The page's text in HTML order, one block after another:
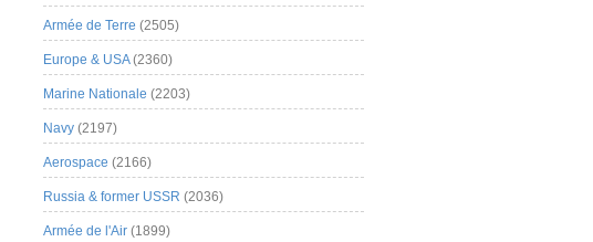
Armée de Terre (2505)
Europe & USA(2360)
Marine Nationale (2203)
Navy (2197)
Aerospace (2166)
Russia & former USSR (2036)
Armée de l'Air (1899)